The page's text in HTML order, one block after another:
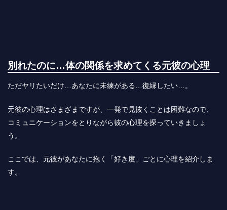
別れたのに…体の関係を求めてくる元彼の心理
ただヤリたいだけ…あなたに未練がある…復縁したい…。
元彼の心理はさまざまですが、一発で見抜くことは困難なので、
コミュニケーションをとりながら彼の心理を探っていきましょ
う。
ここでは、元彼があなたに抱く「好き度」ごとに心理を紹介しま
す。